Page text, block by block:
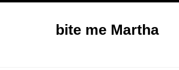
bite me Martha